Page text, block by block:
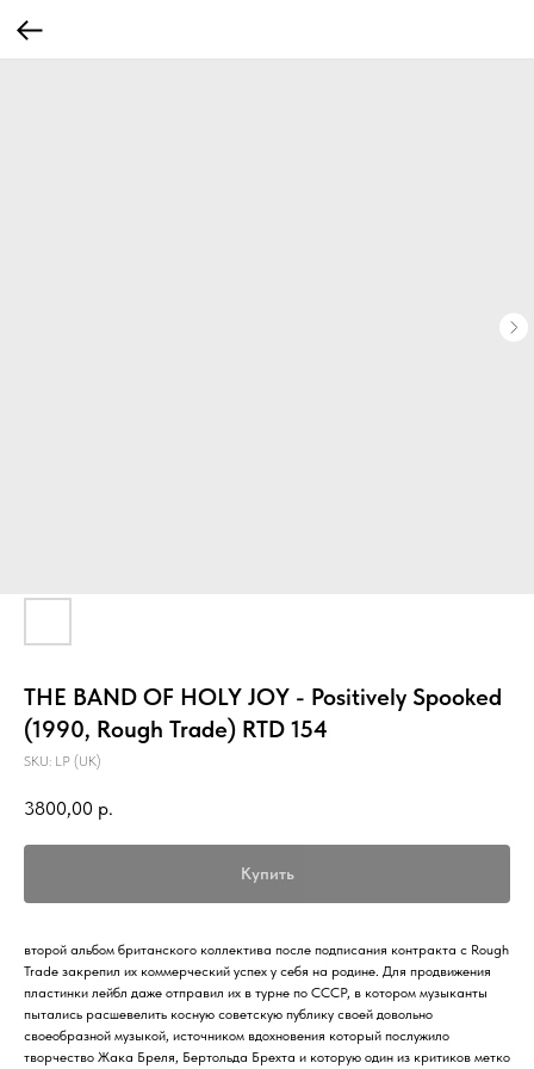
THE BAND OF HOLY JOY - Positively Spooked
(1990, Rough Trade) RTD 154
SKU: LP (UK)
3800,00 р.
Купить
второй альбом британского коллектива после подписания контракта с Rough
Trade закрепил их коммерческий успех у себя на родине. Для продвижения
пластинки лейбл даже отправил их в турне по СССР, в котором музыканты
пытались расшевелить косную советскую публику своей довольно
своеобразной музыкой, источником вдохновения который послужило
творчество Жака Бреля, Бертольда Брехта и которую один из критиков метко